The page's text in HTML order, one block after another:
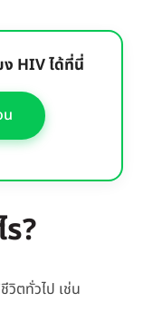
HIV ได้ที่นี่
?
วิตทั่วไป เช่น